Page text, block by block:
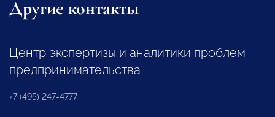
Другие контакты
Центр экспертизы и аналитики проблем
предпринимательства
+7 (495) 247-4777